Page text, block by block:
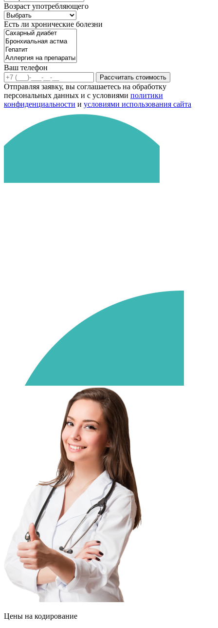
Возраст употребляющего
Есть ли хронические болезни
Ваш телефон
Рассчитать стоимость
Отправляя заявку, вы соглашаетесь на обработку
персональных данных и с условиями политики
конфиденциальности и условиями использования сайта
Цены на кодирование